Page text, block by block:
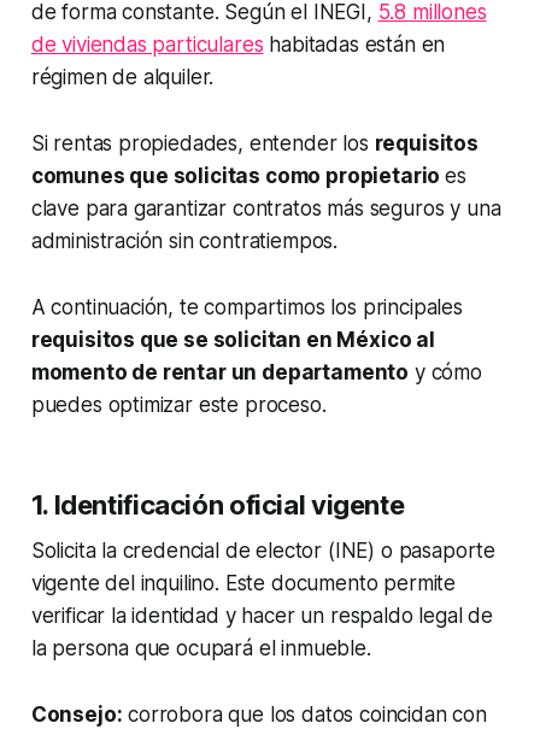
de forma constante. Según el INEGI, 5.8 millones
de viviendas particulares habitadas están en
régimen de alquiler.
Si rentas propiedades, entender los requisitos
comunes que solicitas como propietarioes
clave para garantizar contratos más seguros y una
administración sin contratiempos.
A continuación, te compartimos los principales
requisitos que se solicitan en México al
momento de rentar un departamento y cómo
puedes optimizar este proceso.
1. Identificación oficial vigente
Solicita la credencial de elector (INE) o pasaporte
vigente del inquilino. Este documento permite
verificar la identidad y hacer un respaldo legal de
la persona que ocupará el inmueble.
Consejo: corrobora que los datos coincidan con